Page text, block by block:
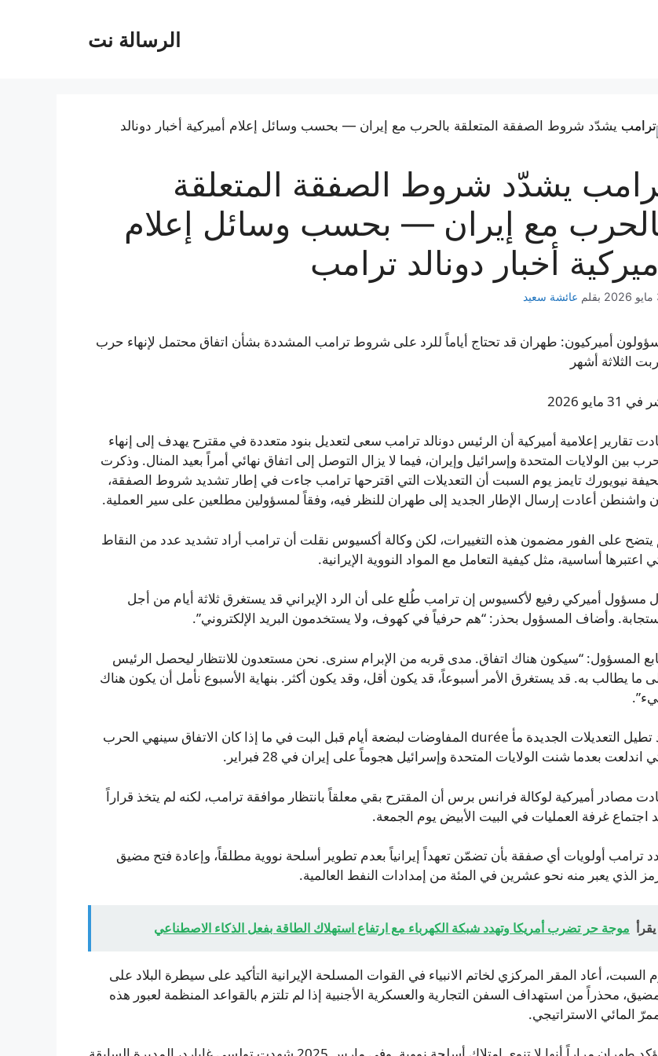
الرسالة نت
يشدّد شروط الصفقة المتعلقة
مع إيران — بحسب وسائل إعلام
أخبار دونالد ترامب
بقلم عائشة سعيد
أميركيون: طهران قد تحتاج أياماً للرد على شروط ترامب المشددة بشأن اتفاق محتمل لإنهاء حرب
الثلاثة أشهر
31 مايو 2026
تقارير إعلامية أميركية أن الرئيس دونالد ترامب سعى لتعديل بنود متعددة في مقترح يهدف إلى إنهاء
بين الولايات المتحدة وإسرائيل وإيران، فيما لا يزال التوصل إلى اتفاق نهائي أمراً بعيد المنال. وذكرت
نيويورك تايمز يوم السبت أن التعديلات التي اقترحها ترامب جاءت في إطار تشديد شروط الصفقة،
واشنطن أعادت إرسال الإطار الجديد إلى طهران للنظر فيه، وفقاً لمسؤولين مطلعين على سير العملية.
يتضح على الفور مضمون هذه التغييرات، لكن وكالة أكسيوس نقلت أن ترامب أراد تشديد عدد من النقاط
اعتبرها أساسية، مثل كيفية التعامل مع المواد النووية الإيرانية.
مسؤول أميركي رفيع لأكسيوس إن ترامب طُلع على أن الرد الإيراني قد يستغرق ثلاثة أيام من أجل
وأضاف المسؤول بحذر: “هم حرفياً في كهوف، ولا يستخدمون البريد الإلكتروني”.
المسؤول: “سيكون هناك اتفاق. مدى قربه من الإبرام سنرى. نحن مستعدون للانتظار ليحصل الرئيس
ما يطالب به. قد يستغرق الأمر أسبوعاً، قد يكون أقل، وقد يكون أكثر. بنهاية الأسبوع نأمل أن يكون هناك
قد تطيل التعديلات الجديدة مأ durée المفاوضات لبضعة أيام قبل البت في ما إذا كان الاتفاق سينهي الحرب
اندلعت بعدما شنت الولايات المتحدة وإسرائيل هجوماً على إيران في 28 فبراير.
مصادر أميركية لوكالة فرانس برس أن المقترح بقي معلقاً بانتظار موافقة ترامب، لكنه لم يتخذ قراراً
اجتماع غرفة العمليات في البيت الأبيض يوم الجمعة.
ترامب أولويات أي صفقة بأن تضمّن تعهداً إيرانياً بعدم تطوير أسلحة نووية مطلقاً، وإعادة فتح مضيق
الذي يعبر منه نحو عشرين في المئة من إمدادات النفط العالمية.
يقرأ موجة حر تضرب أمريكا وتهدد شبكة الكهرباء مع ارتفاع استهلاك الطاقة بفعل الذكاء الاصطناعي
السبت، أعاد المقر المركزي لخاتم الانبياء في القوات المسلحة الإيرانية التأكيد على سيطرة البلاد على
محذراً من استهداف السفن التجارية والعسكرية الأجنبية إذا لم تلتزم بالقواعد المنظمة لعبور هذه
المائي الاستراتيجي.